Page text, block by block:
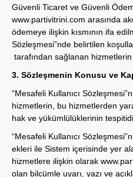
Güvenli Ticaret ve Güvenli
www.partivitrini.com arasında
ödemeye ilişkin kısmının ifa
Sözleşmesi”nde belirtilen
tarafından sağlanan hizmetlerin
3. Sözleşmenin Konusu ve
“Mesafeli Kullanıcı
hizmetlerin, bu hizmetlerden
hak ve yükümlülüklerinin
“Mesafeli Kullanıcı
ekleri ile Sistem içerisinde yer
hizmetlere ilişkin olarak
olan bilcümle uyarı, yazı ve